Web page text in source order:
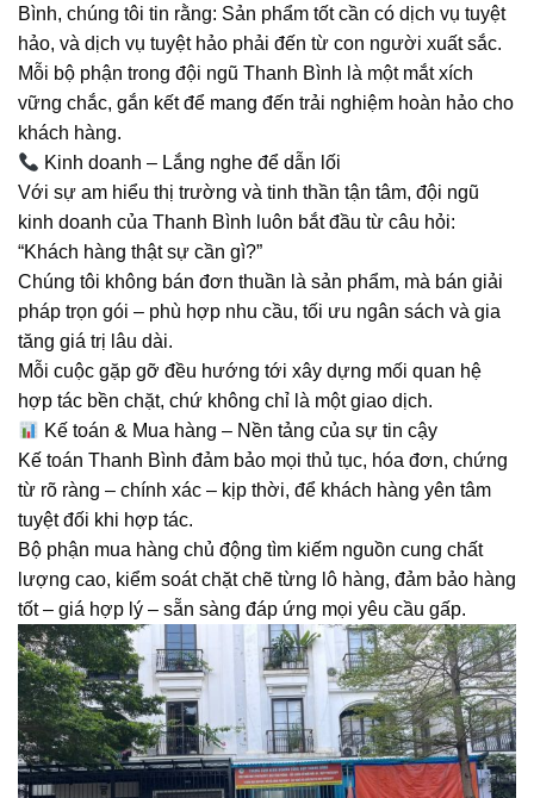
Bình, chúng tôi tin rằng: Sản phẩm tốt cần có dịch vụ tuyệt
hảo, và dịch vụ tuyệt hảo phải đến từ con người xuất sắc.
Mỗi bộ phận trong đội ngũ Thanh Bình là một mắt xích
vững chắc, gắn kết để mang đến trải nghiệm hoàn hảo cho
khách hàng.
Kinh doanh – Lắng nghe để dẫn lối
Với sự am hiểu thị trường và tinh thần tận tâm, đội ngũ
kinh doanh của Thanh Bình luôn bắt đầu từ câu hỏi:
“Khách hàng thật sự cần gì?”
Chúng tôi không bán đơn thuần là sản phẩm, mà bán giải
pháp trọn gói – phù hợp nhu cầu, tối ưu ngân sách và gia
tăng giá trị lâu dài.
Mỗi cuộc gặp gỡ đều hướng tới xây dựng mối quan hệ
hợp tác bền chặt, chứ không chỉ là một giao dịch.
Kế toán & Mua hàng – Nền tảng của sự tin cậy
Kế toán Thanh Bình đảm bảo mọi thủ tục, hóa đơn, chứng
từ rõ ràng – chính xác – kịp thời, để khách hàng yên tâm
tuyệt đối khi hợp tác.
Bộ phận mua hàng chủ động tìm kiếm nguồn cung chất
lượng cao, kiểm soát chặt chẽ từng lô hàng, đảm bảo hàng
tốt – giá hợp lý – sẵn sàng đáp ứng mọi yêu cầu gấp.